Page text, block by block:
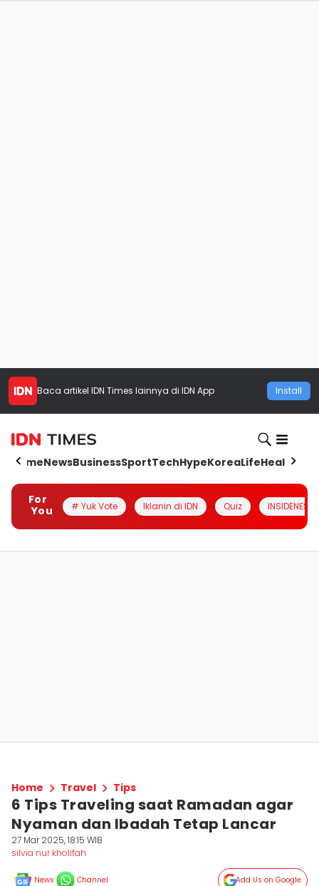
Baca artikel IDN Times lainnya di IDN App Install
HomeNewsBusinessSportTechHypeKoreaLifeHealth
For
You
# Yuk Vote Iklanin di IDN Quiz INSIDENESIA
Home Travel Tips
6 Tips Traveling saat Ramadan agar
Nyaman dan Ibadah Tetap Lancar
27 Mar 2025, 18:15 WIB
silvia nur kholifah
News Channel Add Us on Google